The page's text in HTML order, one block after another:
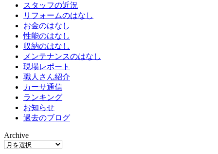
スタッフの近況
リフォームのはなし
お金のはなし
性能のはなし
収納のはなし
メンテナンスのはなし
現場レポート
職人さん紹介
カーサ通信
ランキング
お知らせ
過去のブログ
Archive